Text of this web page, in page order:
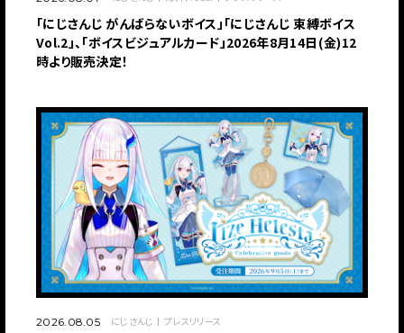
「にじさんじ がんばらないボイス」「にじさんじ 束縛ボイス
Vol.2」、「ボイスビジュアルカード」2026年8月14日(金)12
時より販売決定！
2026.08.05 にじさんじ プレスリリース